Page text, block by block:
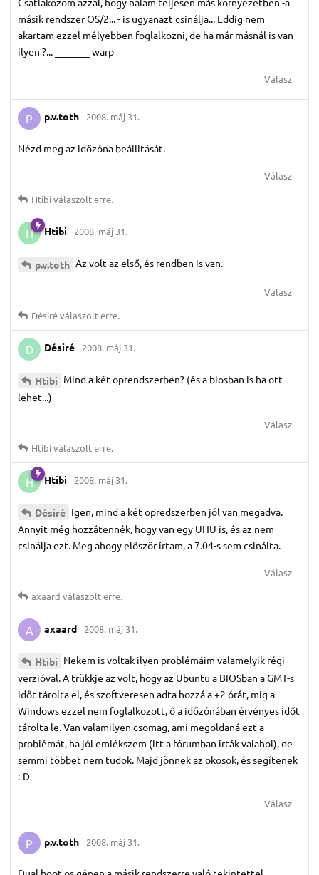
másik rendszer OS/2... - is ugyanazt csinálja... Eddig nem
akartam ezzel mélyebben foglalkozni, de ha már másnál is van
ilyen ?... _______ warp
Válasz
P p.​v.​toth 2008. máj 31.
Nézd meg az időzóna beállitását.
Válasz
Htibiválaszolt erre.
H Htibi 2008. máj 31.
p.​v.​toth Az volt az első, és rendben is van.
Válasz
Désiréválaszolt erre.
D Désiré 2008. máj 31.
Htibi Mind a két oprendszerben? (és a biosban is ha ott
lehet...)
Válasz
Htibiválaszolt erre.
H Htibi 2008. máj 31.
Désiré Igen, mind a két opredszerben jól van megadva.
Annyit még hozzátennék, hogy van egy UHU is, és az nem
csinálja ezt. Meg ahogy először írtam, a 7.04-s sem csinálta.
Válasz
axaard válaszolt erre.
A axaard 2008. máj 31.
Htibi Nekem is voltak ilyen problémáim valamelyik régi
verzióval. A trükkje az volt, hogy az Ubuntu a BIOSban a GMT-s
időt tárolta el, és szoftveresen adta hozzá a +2 órát, míg a
Windows ezzel nem foglalkozott, ő a időzónában érvényes időt
tárolta le. Van valamilyen csomag, ami megoldaná ezt a
problémát, ha jól emlékszem (itt a fórumban írták valahol), de
semmi többet nem tudok. Majd jönnek az okosok, és segítenek
:-D
Válasz
P p.​v.​toth 2008. máj 31.